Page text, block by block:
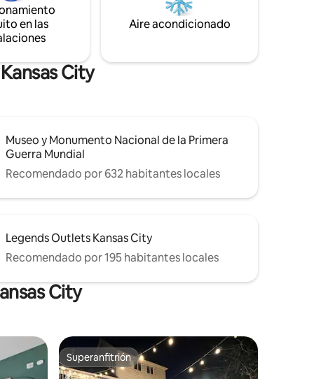
solas
privado con wifi de alta velocidad para
trabajar a distancia 👑 Lavadora/secadora
en las
Aire acondicionado
City
Museo y Monumento Nacional de la Primera
Guerra Mundial
Recomendado por 632 habitantes locales
Legends Outlets Kansas City
Recomendado por 195 habitantes locales
City
Superanfitrión
Superanfitrión